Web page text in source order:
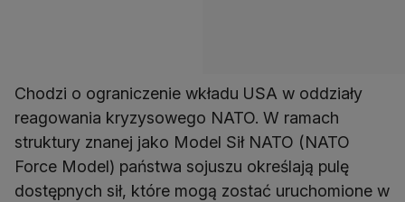
Chodzi o ograniczenie wkładu USA w oddziały
reagowania kryzysowego NATO. W ramach
struktury znanej jako Model Sił NATO (NATO
Force Model) państwa sojuszu określają pulę
dostępnych sił, które mogą zostać uruchomione w